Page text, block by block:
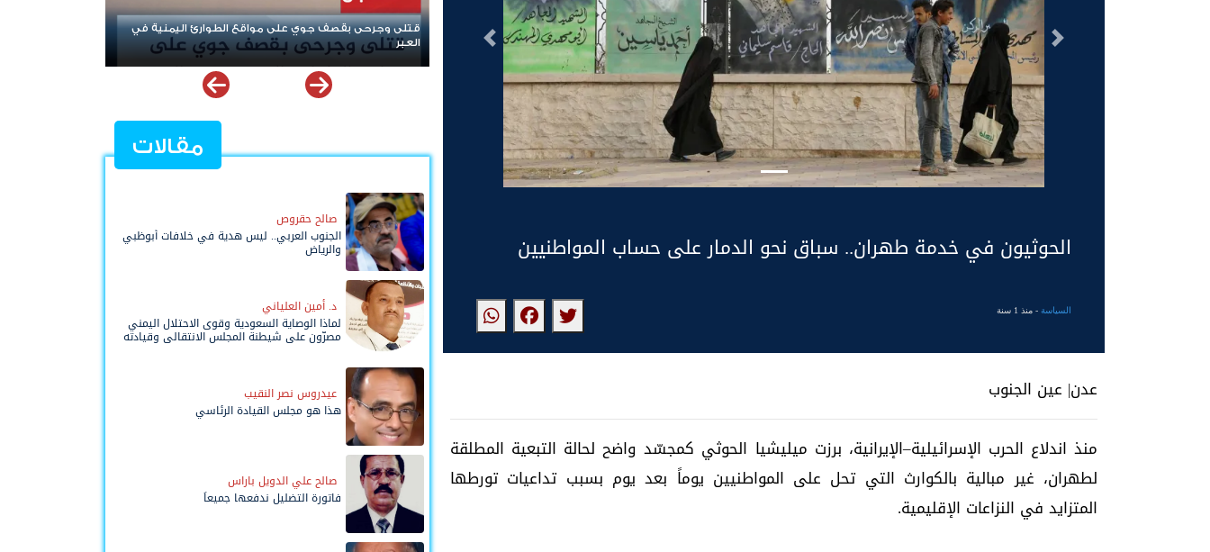
التالى السابق
الحوثيون في خدمة طهران.. سباق نحو الدمار على حساب المواطنيين
السياسة- منذ 1 سنة
عدن| عين الجنوب
منذ اندلاع الحرب الإسرائيلية–الإيرانية، برزت ميليشيا الحوثي كمجسّد واضح لحالة التبعية المطلقة
لطهران، غير مبالية بالكوارث التي تحل على المواطنيين يوماً بعد يوم بسبب تداعيات تورطها
المتزايد في النزاعات الإقليمية.
إيران ومحورها.. من "نصرة فلسطين" إلى إشعال أزمات المنطقة
مقالات
صالح حقروص
الجنوب العربي.. ليس هدية في خلافات أبوظبي
والرياض
د. أمين العلياني
لماذا الوصاية السعودية وقوى الاحتلال اليمني
مصرّون على شيطنة المجلس الانتقالي وقيادته
عيدروس نصر النقيب
هذا هو مجلس القيادة الرئاسي
صالح علي الدويل باراس
فاتورة التضليل ندفعها جميعاً